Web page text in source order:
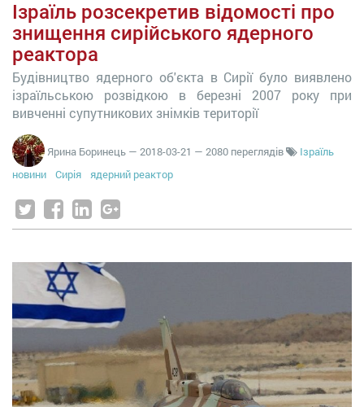
Ізраїль розсекретив відомості про
знищення сирійського ядерного
реактора
Будівництво ядерного об'єкта в Сирії було виявлено
ізраїльською розвідкою в березні 2007 року при
вивченні супутникових знімків території
Ярина Боринець — 2018-03-21 — 2080 переглядів
Ізраїль
новини
Сирія ядерний реактор